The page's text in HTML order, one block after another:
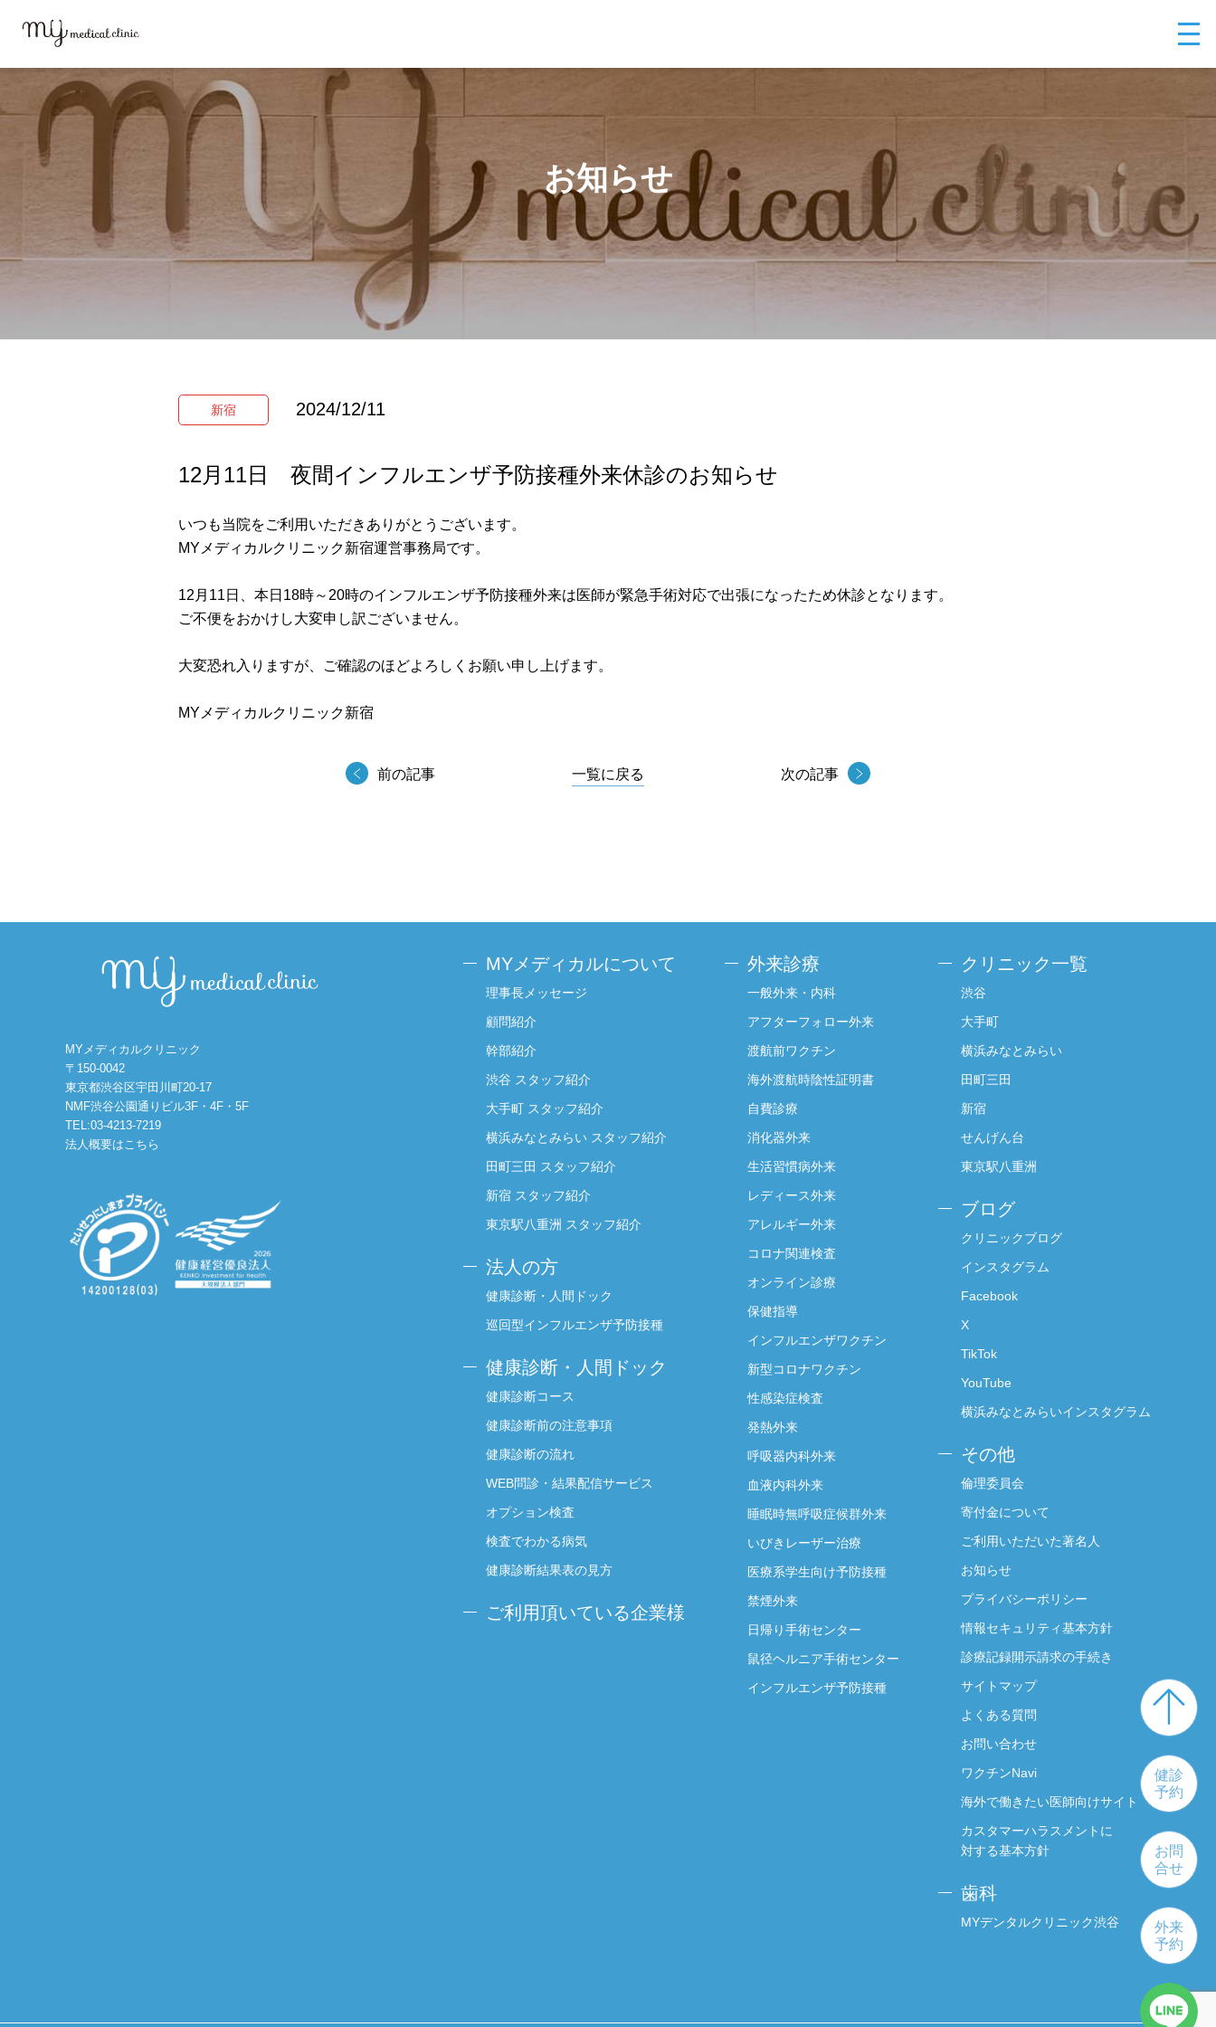
健診
予約
お問
合せ
外来
予約
お知らせ
新宿 2024/12/11
12月11日 夜間インフルエンザ予防接種外来休診のお知らせ
いつも当院をご利用いただきありがとうございます。
MYメディカルクリニック新宿運営事務局です。
12月11日、本日18時～20時のインフルエンザ予防接種外来は医師が緊急手術対応で出張になったため休診となります。
ご不便をおかけし大変申し訳ございません。
大変恐れ入りますが、ご確認のほどよろしくお願い申し上げます。
MYメディカルクリニック新宿
前の記事 一覧に戻る 次の記事
MYメディカルクリニック
〒150-0042
東京都渋谷区宇田川町20-17
NMF渋谷公園通りビル3F・4F・5F
TEL:03-4213-7219
法人概要はこちら
MYメディカルについて
理事長メッセージ
顧問紹介
幹部紹介
渋谷 スタッフ紹介
大手町 スタッフ紹介
横浜みなとみらい スタッフ紹介
田町三田 スタッフ紹介
新宿 スタッフ紹介
東京駅八重洲 スタッフ紹介
法人の方
健康診断・人間ドック
巡回型インフルエンザ予防接種
健康診断・人間ドック
健康診断コース
健康診断前の注意事項
健康診断の流れ
WEB問診・結果配信サービス
オプション検査
検査でわかる病気
健康診断結果表の見方
ご利用頂いている企業様
外来診療
一般外来・内科
アフターフォロー外来
渡航前ワクチン
海外渡航時陰性証明書
自費診療
消化器外来
生活習慣病外来
レディース外来
アレルギー外来
コロナ関連検査
オンライン診療
保健指導
インフルエンザワクチン
新型コロナワクチン
性感染症検査
発熱外来
呼吸器内科外来
血液内科外来
睡眠時無呼吸症候群外来
いびきレーザー治療
医療系学生向け予防接種
禁煙外来
日帰り手術センター
鼠径ヘルニア手術センター
インフルエンザ予防接種
クリニック一覧
渋谷
大手町
横浜みなとみらい
田町三田
新宿
せんげん台
東京駅八重洲
ブログ
クリニックブログ
インスタグラム
Facebook
X
TikTok
YouTube
横浜みなとみらいインスタグラム
その他
倫理委員会
寄付金について
ご利用いただいた著名人
お知らせ
プライバシーポリシー
情報セキュリティ基本方針
診療記録開示請求の手続き
サイトマップ
よくある質問
お問い合わせ
ワクチンNavi
海外で働きたい医師向けサイト
カスタマーハラスメントに
対する基本方針
歯科
MYデンタルクリニック渋谷